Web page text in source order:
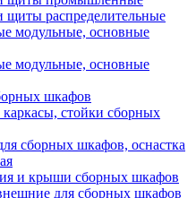
распределительные
модульные, основные
модульные, основные
шкафов
каркасы, стойки сборных
сборных шкафов, оснастка
и крыши сборных шкафов
для сборных шкафов